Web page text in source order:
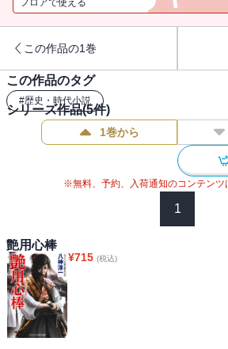
フロアで使える
この作品の1巻
この作品のタグ
#歴史・時代小説
シリーズ作品(5件)
1巻から
※無料、予約、入荷通知のコンテンツ
1
艶用心棒
¥715 (税込)